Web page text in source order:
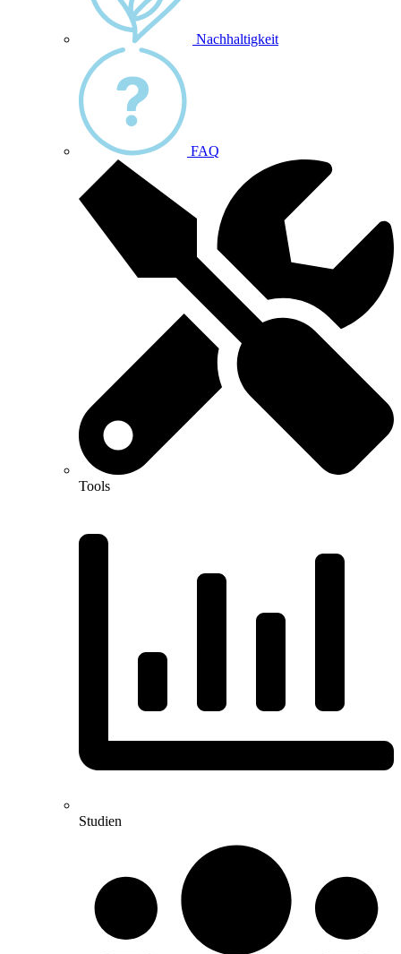
Nachhaltigkeit
FAQ
Tools
Studien